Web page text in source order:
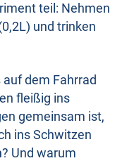
teil: Nehmen
und trinken
dem Fahrrad
fleißig ins
gemeinsam ist,
ins Schwitzen
Und warum